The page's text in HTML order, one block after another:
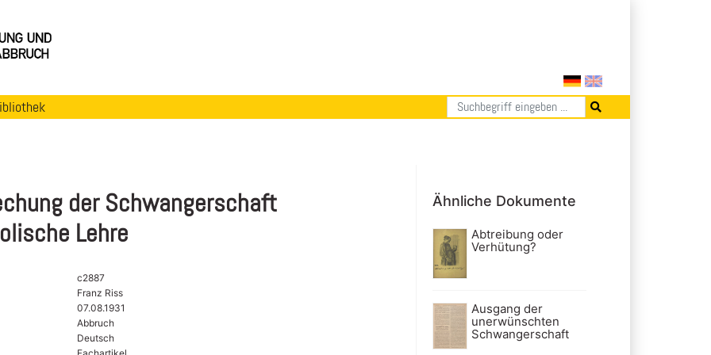
der Schwangerschaft
Lehre
c2887
Franz Riss
07.08.1931
Abbruch
Deutsch
Fachartikel
Ähnliche Dokumente
Abtreibung oder
Verhütung?
Ausgang der
unerwünschten
Schwangerschaft